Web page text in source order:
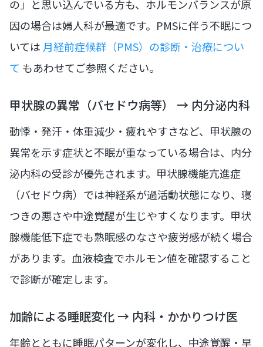
の」と思い込んでいる方も、ホルモンバランスが原
因の場合は婦人科が最適です。PMSに伴う不眠につ
いては 月経前症候群（PMS）の診断・治療につい
て もあわせてご参照ください。
甲状腺の異常（バセドウ病等） → 内分泌内科
動悸・発汗・体重減少・疲れやすさなど、甲状腺の
異常を示す症状と不眠が重なっている場合は、内分
泌内科の受診が優先されます。甲状腺機能亢進症
（バセドウ病）では神経系が過活動状態になり、寝
つきの悪さや中途覚醒が生じやすくなります。甲状
腺機能低下症でも熟眠感のなさや疲労感が続く場合
があります。血液検査でホルモン値を確認すること
で診断が確定します。
加齢による睡眠変化 → 内科・かかりつけ医
年齢とともに睡眠パターンが変化し、中途覚醒・早